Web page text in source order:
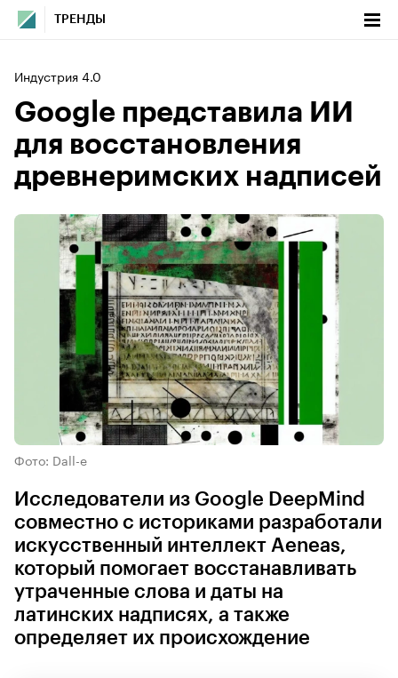
ТРЕНДЫ
Индустрия 4.0
Google представила ИИ
для восстановления
древнеримских надписей
Фото: Dall-e
Исследователи из Google DeepMind
совместно с историками разработали
искусственный интеллект Aeneas,
который помогает восстанавливать
утраченные слова и даты на
латинских надписях, а также
определяет их происхождение